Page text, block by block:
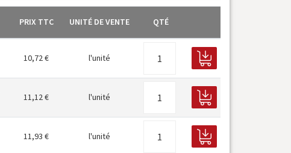
PRIX TTC UNITÉ DE VENTE QTÉ
10,72 € l'unité
11,12 € l'unité
11,93 € l'unité